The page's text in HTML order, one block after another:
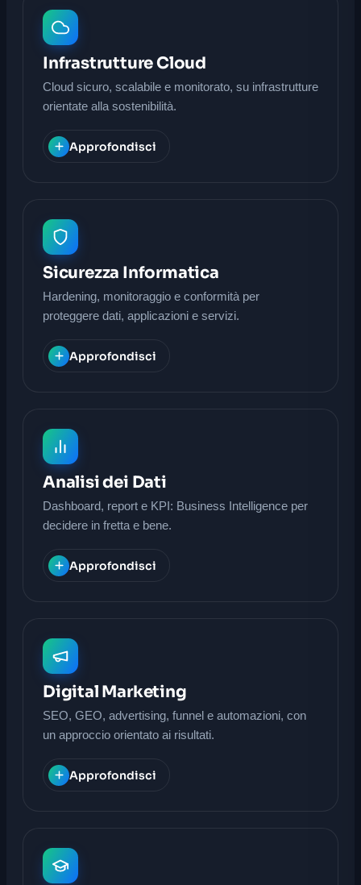
Infrastrutture Cloud
Cloud sicuro, scalabile e monitorato, su infrastrutture
orientate alla sostenibilità.
Approfondisci
Sicurezza Informatica
Hardening, monitoraggio e conformità per
proteggere dati, applicazioni e servizi.
Approfondisci
Analisi dei Dati
Dashboard, report e KPI: Business Intelligence per
decidere in fretta e bene.
Approfondisci
Digital Marketing
SEO, GEO, advertising, funnel e automazioni, con
un approccio orientato ai risultati.
Approfondisci